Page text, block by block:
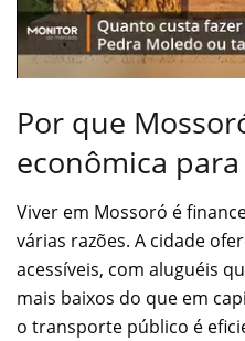
Por que
econômica
Viver em Mossoró é
várias razões. A cidade
acessíveis, com aluguéis
mais baixos do que em
o transporte público é